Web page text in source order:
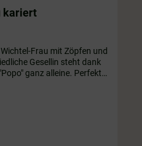
kariert
Frau mit Zöpfen und
Gesellin steht dank
ganz alleine. Perfekt